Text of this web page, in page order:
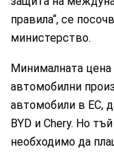
правила“, се
министерство.
Минималната цена
автомобилни
автомобили в ЕС,
BYD и Chery. Но
необходимо да